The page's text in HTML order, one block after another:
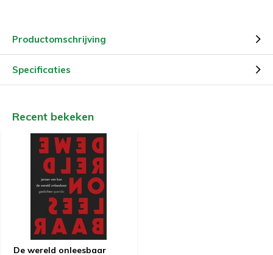
Productomschrijving
Specificaties
Recent bekeken
De wereld onleesbaar